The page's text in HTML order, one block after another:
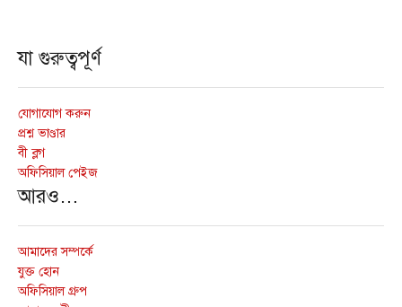
যা গুরুত্বপূর্ণ
যোগাযোগ করুন
প্রশ্ন ভাণ্ডার
বী ব্লগ
অফিসিয়াল পেইজ
আরও…
আমাদের সম্পর্কে
যুক্ত হোন
অফিসিয়াল গ্রুপ